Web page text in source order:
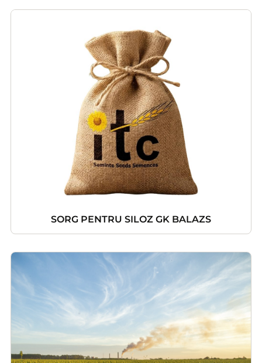
SORG PENTRU SILOZ GK BALAZS